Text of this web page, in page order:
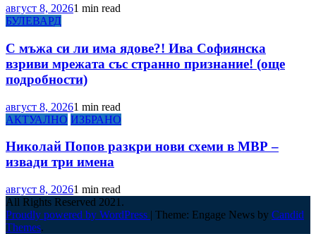
август 8, 20261 min read
БУЛЕВАРД
С мъжа си ли има ядове?! Ива Софиянска
взриви мрежата със странно признание! (още
подробности)
август 8, 20261 min read
АКТУАЛНО ИЗБРАНО
Николай Попов разкри нови схеми в МВР –
извади три имена
август 8, 20261 min read
All Rights Reserved 2021.
Proudly powered by WordPress | Theme: Engage News by Candid
Themes.